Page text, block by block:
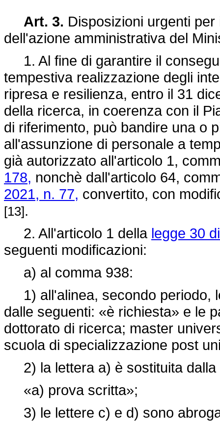
Art. 3. Disposizioni urgenti
dell'azione amministrativa del
1. Al fine di garantire il
tempestiva realizzazione degli
ripresa e resilienza, entro il 31
della ricerca, in coerenza con il
di riferimento, può bandire una o
all'assunzione di personale a
già autorizzato all'articolo 1,
178, nonchè dall'articolo 64,
2021, n. 77, convertito, con
[13].
2. All'articolo 1 della legge 30
seguenti modificazioni:
a) al comma 938:
1) all'alinea, secondo periodo,
dalle seguenti: «è richiesta» e le
dottorato di ricerca; master
scuola di specializzazione post
2) la lettera a) è sostituita dalla
«a) prova scritta»;
3) le lettere c) e d) sono